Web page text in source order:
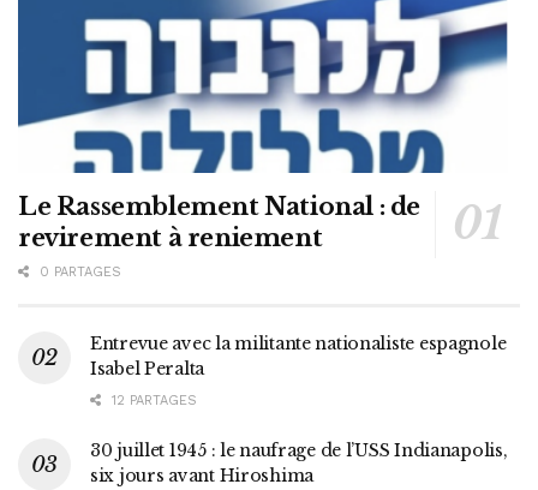
Le Rassemblement National : de
revirement à reniement
0 PARTAGES
Entrevue avec la militante nationaliste espagnole
Isabel Peralta
12 PARTAGES
30 juillet 1945 : le naufrage de l’USS Indianapolis,
six jours avant Hiroshima